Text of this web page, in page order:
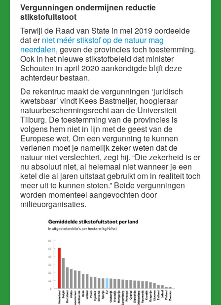
Vergunningen ondermijnen reductie
stikstofuitstoot
Terwijl de Raad van State in mei 2019 oordeelde
dat erniet méér stikstof op de natuur mag
neerdalen, geven de provincies toch toestemming.
Ook in het nieuwe stikstofbeleid dat minister
Schouten in april 2020 aankondigde blijft deze
achterdeur bestaan.
De rekentruc maakt de vergunningen ‘juridisch
kwetsbaar’ vindt Kees Bastmeijer, hoogleraar
natuurbeschermingsrecht aan de Universiteit
Tilburg. De toestemming van de provincies is
volgens hem niet in lijn met de geest van de
Europese wet. Om een vergunning te kunnen
verlenen moet je namelijk zeker weten dat de
natuur niet verslechtert, zegt hij. “Die zekerheid is er
nu absoluut niet, al helemaal niet wanneer je een
ketel die al jaren uitstaat gebruikt om in realiteit toch
meer uit te kunnen stoten.” Beide vergunningen
worden momenteel aangevochten door
milieuorganisaties.